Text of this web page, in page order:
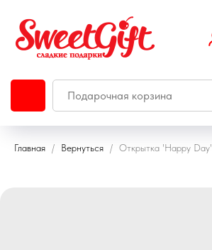
Главная Вернуться Открытка 'Happy Day'